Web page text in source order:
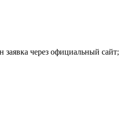
через официальный сайт;